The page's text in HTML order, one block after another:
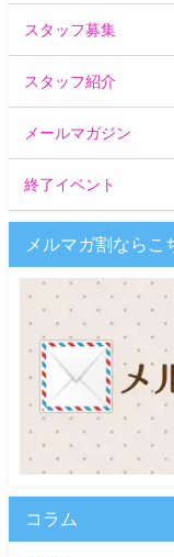
スタッフ募集
スタッフ紹介
メールマガジン
終了イベント
メルマガ割ならこ
コラム